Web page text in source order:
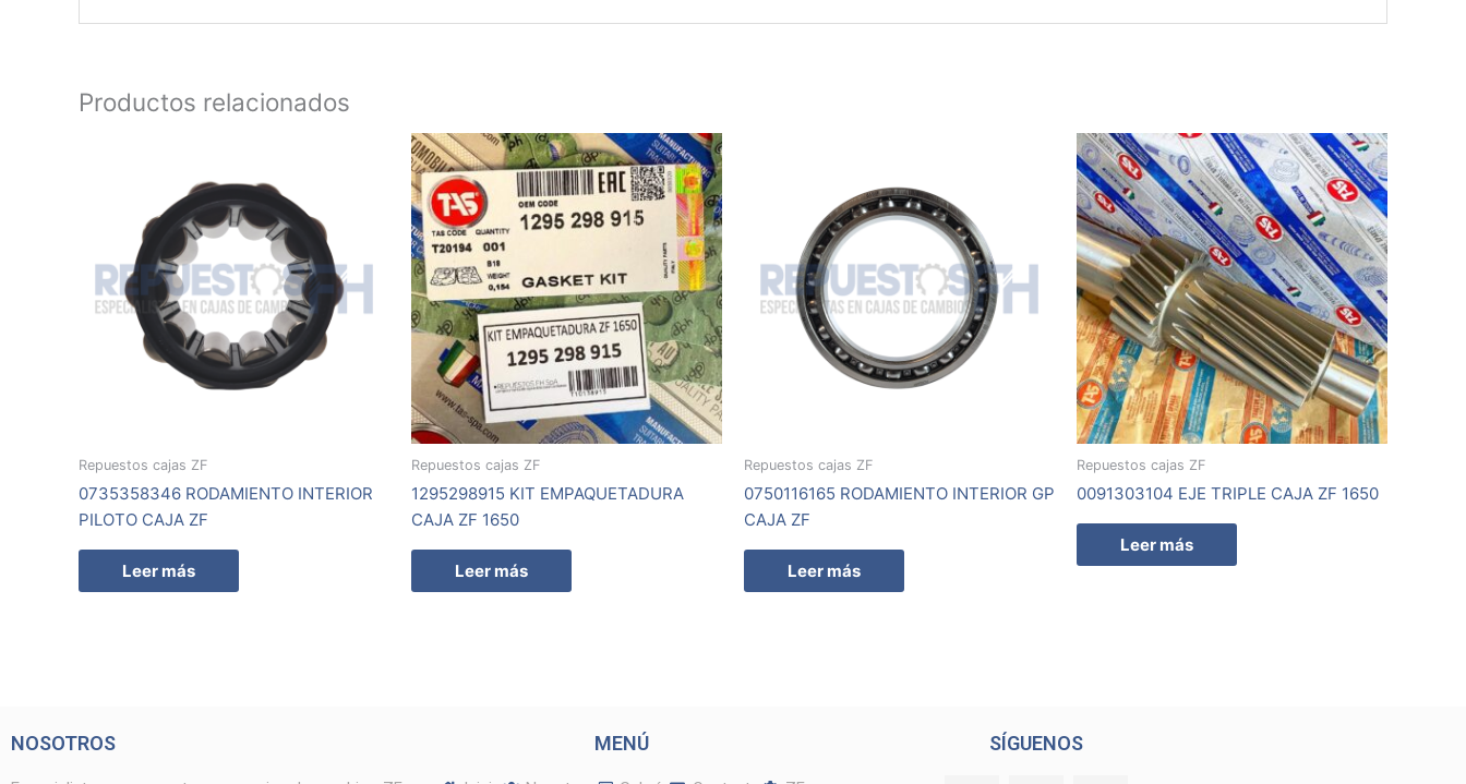
Productos relacionados
Repuestos cajas ZF
0735358346 RODAMIENTO INTERIOR
PILOTO CAJA ZF
Leer más
Repuestos cajas ZF
1295298915 KIT EMPAQUETADURA
CAJA ZF 1650
Leer más
Repuestos cajas ZF
0750116165 RODAMIENTO INTERIOR GP
CAJA ZF
Leer más
Repuestos cajas ZF
0091303104 EJE TRIPLE CAJA ZF 1650
Leer más
NOSOTROS MENÚ SÍGUENOS